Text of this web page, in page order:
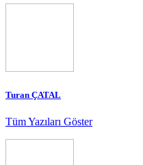
Turan ÇATAL
Tüm Yazıları Göster